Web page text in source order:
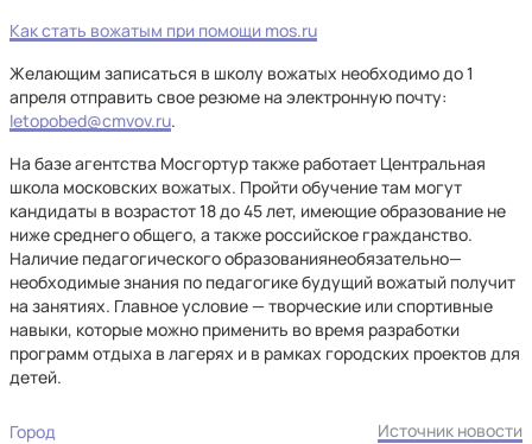
Как стать вожатым при помощи mos.ru
Желающим записаться в школу вожатых необходимо до 1
апреля отправить свое резюме на электронную почту:
letopobed@cmvov.ru.
На базе агентства Мосгортур также работает Центральная
школа московских вожатых. Пройти обучение там могут
кандидаты в возрастот 18 до 45 лет, имеющие образование не
ниже среднего общего, а также российское гражданство.
Наличие педагогического образованиянеобязательно—
необходимые знания по педагогике будущий вожатый получит
на занятиях. Главное условие — творческие или спортивные
навыки, которые можно применить во время разработки
программ отдыха в лагерях и в рамках городских проектов для
детей.
Город Источник новости